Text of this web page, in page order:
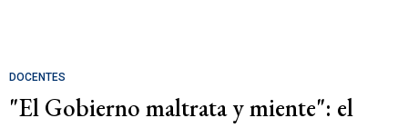
DOCENTES
"El Gobierno maltrata y miente": el